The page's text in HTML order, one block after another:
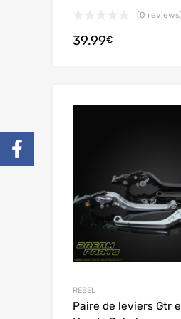
(0
39.99€
REBEL
Paire de leviers Gtr